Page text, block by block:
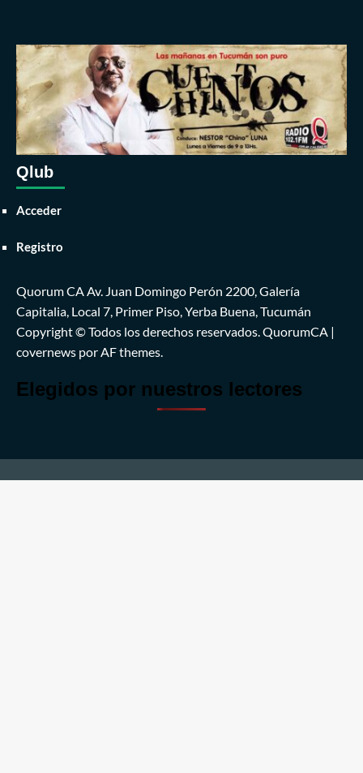
Qlub
Acceder
Registro
Quorum CA Av. Juan Domingo Perón 2200, Galería
Capitalia, Local 7, Primer Piso, Yerba Buena, Tucumán
Copyright © Todos los derechos reservados. QuorumCA |
covernews por AF themes.
Elegidos por nuestros lectores